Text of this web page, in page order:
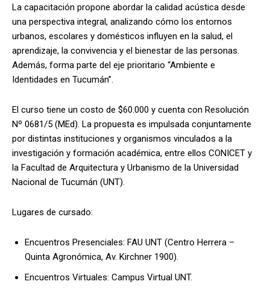
La capacitación propone abordar la calidad acústica desde
una perspectiva integral, analizando cómo los entornos
urbanos, escolares y domésticos influyen en la salud, el
aprendizaje, la convivencia y el bienestar de las personas.
Además, forma parte del eje prioritario “Ambiente e
Identidades en Tucumán”.
El curso tiene un costo de $60.000 y cuenta con Resolución
Nº 0681/5 (MEd). La propuesta es impulsada conjuntamente
por distintas instituciones y organismos vinculados a la
investigación y formación académica, entre ellos CONICET y
la Facultad de Arquitectura y Urbanismo de la Universidad
Nacional de Tucumán (UNT).
Lugares de cursado:
Encuentros Presenciales: FAU UNT (Centro Herrera –
Quinta Agronómica, Av. Kirchner 1900).
Encuentros Virtuales: Campus Virtual UNT.